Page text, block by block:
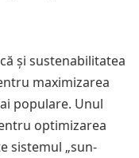
și sustenabilitatea
maximizarea
populare. Unul
optimizarea
sistemul „sun-